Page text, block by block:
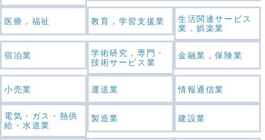
医療，福祉 教育，学習支援業
生活関連サービス
業，娯楽業
宿泊業
学術研究，専門・
技術サービス業
金融業，保険業
小売業 運送業 情報通信業
電気・ガス・熱供
給・水道業
製造業 建設業